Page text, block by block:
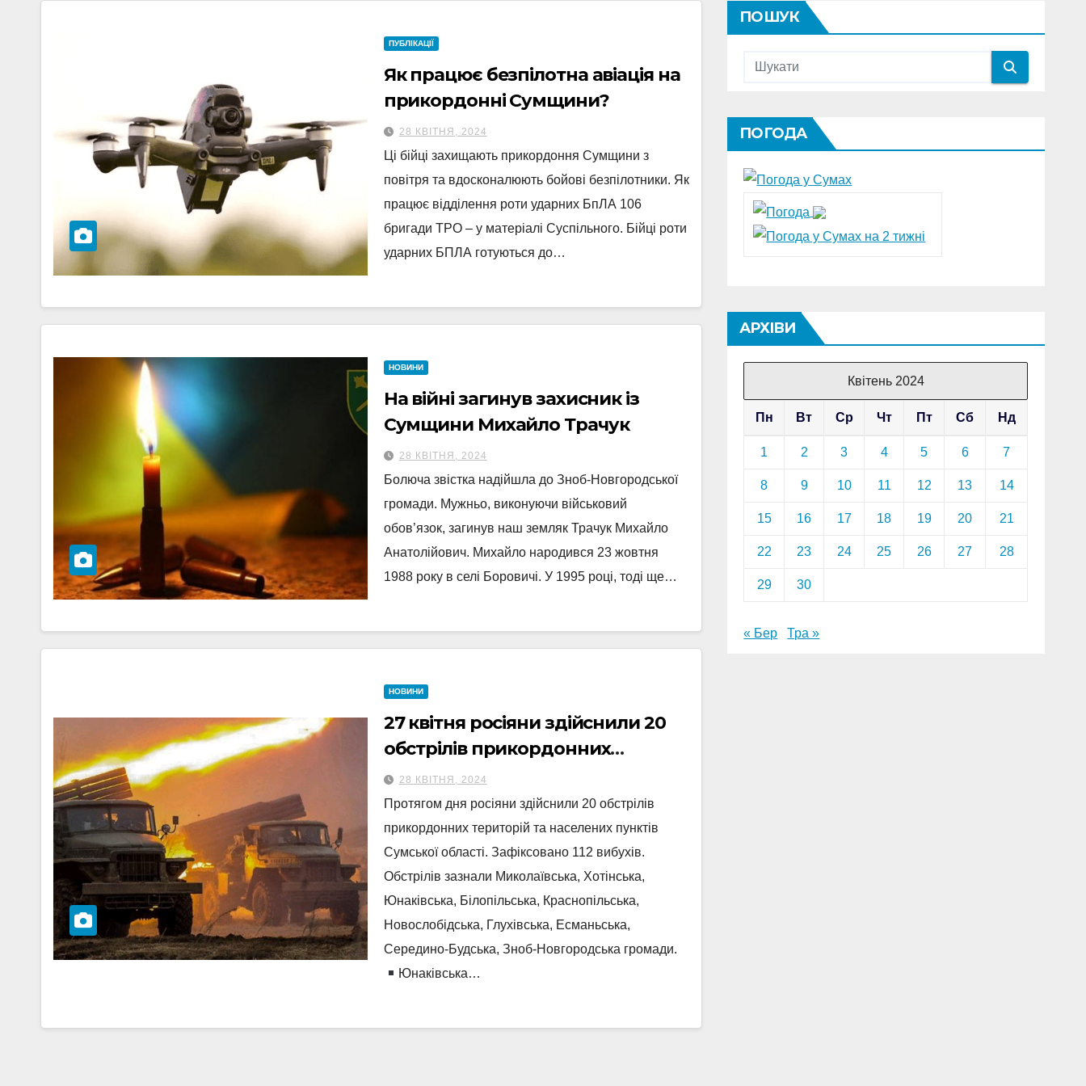
ПУБЛІКАЦІЇ
Як працює безпілотна авіація на
прикордонні Сумщини?
28 КВІТНЯ, 2024
Ці бійці захищають прикордоння Сумщини з
повітря та вдосконалюють бойові безпілотники. Як
працює відділення роти ударних БпЛА 106
бригади ТРО – у матеріалі Суспільного. Бійці роти
ударних БПЛА готуються до…
НОВИНИ
На війні загинув захисник із
Сумщини Михайло Трачук
28 КВІТНЯ, 2024
Болюча звістка надійшла до Зноб-Новгородської
громади. Мужньо, виконуючи військовий
обов’язок, загинув наш земляк Трачук Михайло
Анатолійович. Михайло народився 23 жовтня
1988 року в селі Боровичі. У 1995 році, тоді ще…
НОВИНИ
27 квітня росіяни здійснили 20
обстрілів прикордонних
територій Сумщини
28 КВІТНЯ, 2024
Протягом дня росіяни здійснили 20 обстрілів
прикордонних територій та населених пунктів
Сумської області. Зафіксовано 112 вибухів.
Обстрілів зазнали Миколаївська, Хотінська,
Юнаківська, Білопільська, Краснопільська,
Новослобідська, Глухівська, Есманьська,
Середино-Будська, Зноб-Новгородська громади.
Юнаківська…
ПОШУК
ПОГОДА
АРХІВИ
Квітень 2024
Пн Вт Ср Чт Пт Сб Нд
1 2 3 4 5 6 7
8 9 10 11 12 13 14
15 16 17 18 19 20 21
22 23 24 25 26 27 28
29 30
« Бер Тра »